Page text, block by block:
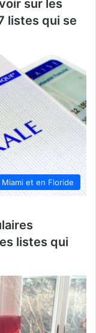
sur les
listes qui se
Miami et en Floride
listes qui